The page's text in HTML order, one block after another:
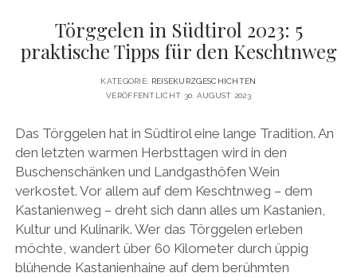
Törggelen in Südtirol 2023: 5
praktische Tipps für den Keschtnweg
KATEGORIE: REISEKURZGESCHICHTEN
VERÖFFENTLICHT 30. AUGUST 2023
Das Törggelen hat in Südtirol eine lange Tradition. An
den letzten warmen Herbsttagen wird in den
Buschenschänken und Landgasthöfen Wein
verkostet. Vor allem auf dem Keschtnweg – dem
Kastanienweg – dreht sich dann alles um Kastanien,
Kultur und Kulinarik. Wer das Törggelen erleben
möchte, wandert über 60 Kilometer durch üppig
blühende Kastanienhaine auf dem berühmten